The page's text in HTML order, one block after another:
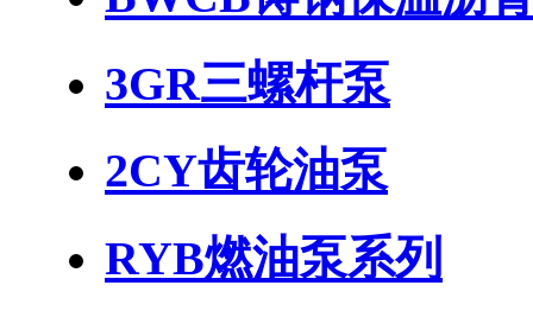
3GR三螺杆泵
2CY齿轮油泵
RYB燃油泵系列